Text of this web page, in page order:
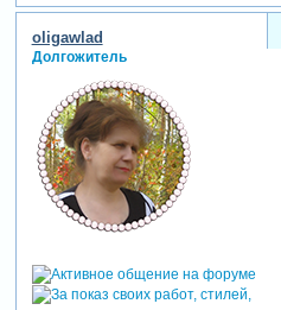
oligawlad
Долгожитель